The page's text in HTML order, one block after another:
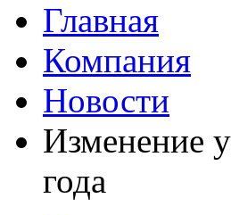
Главная
Компания
Новости
Изменение
года